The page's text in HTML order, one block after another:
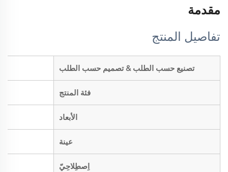
مقدمة
تفاصيل المنتج
تصنيع حسب الطلب & تصميم حسب الطلب
فئة المنتج
الأبعاد
عينة
اِصطِلاحِيّ